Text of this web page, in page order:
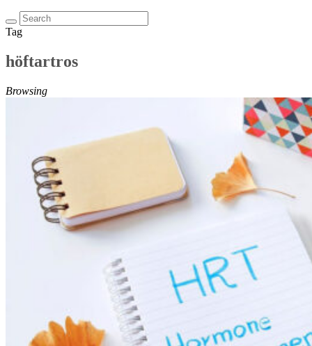
Tag
höftartros
Browsing